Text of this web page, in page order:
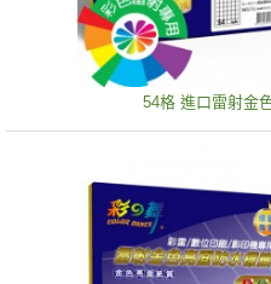
54格 進口雷射金